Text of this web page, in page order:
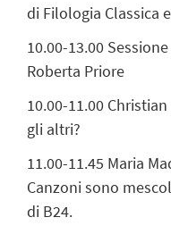
di Filologia Classica
10.00-13.00
Roberta Priore
10.00-11.00
gli altri?
11.00-11.45 Maria
Canzoni sono
di B24.